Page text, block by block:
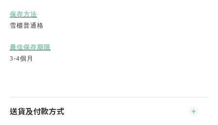
保存方法
雪櫃普通格
最佳保存期限
3-4個 月
送貨及付款方式